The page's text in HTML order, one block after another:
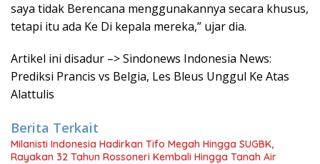
saya tidak Berencana menggunakannya secara khusus,
tetapi itu ada Ke Di kepala mereka,” ujar dia.
Artikel ini disadur –> Sindonews Indonesia News:
Prediksi Prancis vs Belgia, Les Bleus Unggul Ke Atas
Alattulis
Berita Terkait
Milanisti Indonesia Hadirkan Tifo Megah Hingga SUGBK,
Rayakan 32 Tahun Rossoneri Kembali Hingga Tanah Air